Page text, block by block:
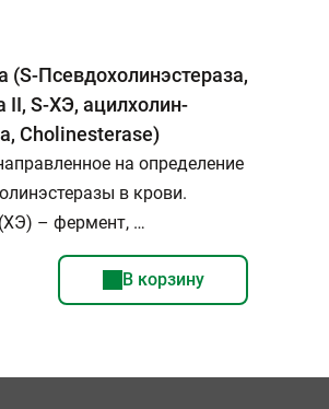
(S-Псевдохолинэстераза,
II, S-ХЭ, ацилхолин-
Cholinesterase)
на определение
в крови.
– фермент, …
В корзину